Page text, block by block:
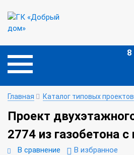
8
Главная Каталог типовых проектов
Проект
2774 из газобетона
В сравнение В избранное